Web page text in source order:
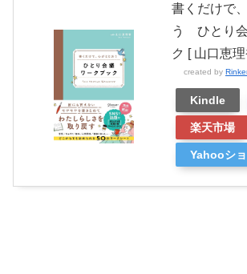
書くだけで
う ひとり
ク [ 山口恵理
created by
Kindle
楽天市場
Yahooシ